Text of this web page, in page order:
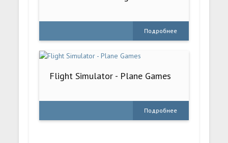
Подробнее
Flight Simulator - Plane Games
Подробнее